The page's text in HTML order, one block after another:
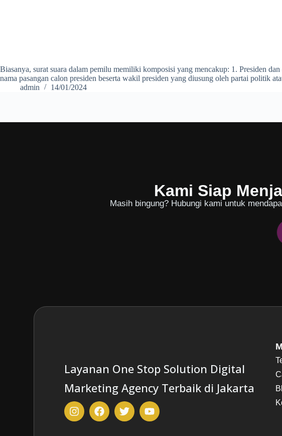
Biasanya, surat suara dalam pemilu memiliki komposisi yang mencakup: 1. Presiden
nama pasangan calon presiden beserta wakil presiden yang diusung oleh partai politik
admin
14/01/2024
Kami Siap
Masih bingung? Hubungi kami untuk
Layanan One Stop Solution Digital
Marketing Agency Terbaik di Jakarta